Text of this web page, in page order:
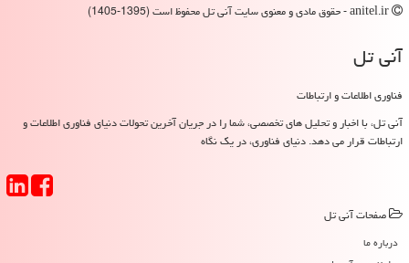
آنی تل
فناوری اطلاعات و ارتباطات
آنی تل، با اخبار و تحلیل های تخصصی، شما را در جریان آخرین تحولات دنیای فناوری اطلاعات و
ارتباطات قرار می دهد. دنیای فناوری، در یک نگاه
صفحات آنی تل
درباره ما